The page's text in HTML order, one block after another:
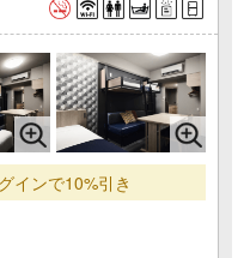
インで10%引き